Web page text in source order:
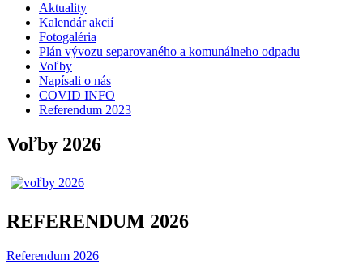
Aktuality
Kalendár akcií
Fotogaléria
Plán vývozu separovaného a komunálneho odpadu
Voľby
Napísali o nás
COVID INFO
Referendum 2023
Voľby 2026
REFERENDUM 2026
Referendum 2026